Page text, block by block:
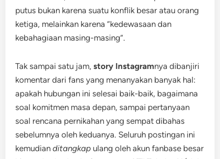
putus bukan karena suatu konflik besar atau orang
ketiga, melainkan karena “kedewasaan dan
kebahagiaan masing-masing”.
Tak sampai satu jam,story Instagramnya dibanjiri
komentar dari fans yang menanyakan banyak hal:
apakah hubungan ini selesai baik-baik, bagaimana
soal komitmen masa depan, sampai pertanyaan
soal rencana pernikahan yang sempat dibahas
sebelumnya oleh keduanya. Seluruh postingan ini
kemudianditangkap ulang oleh akun fanbase besar